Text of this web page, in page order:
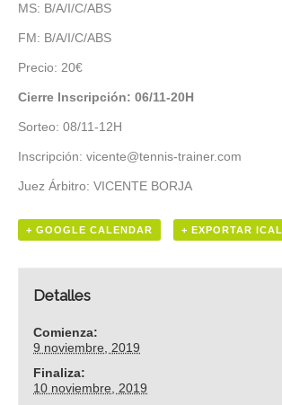
MS: B/A/I/C/ABS
FM: B/A/I/C/ABS
Precio: 20€
Cierre Inscripción: 06/11-20H
Sorteo: 08/11-12H
Inscripción: vicente@tennis-trainer.com
Juez Árbitro: VICENTE BORJA
+ GOOGLE CALENDAR + EXPORTAR ICAL
Detalles
Comienza:
9 noviembre, 2019
Finaliza:
10 noviembre, 2019